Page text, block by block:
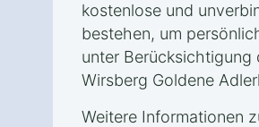
kostenlose und
bestehen, um
unter Berücksichtigung
Wirsberg Goldene
Weitere Informationen